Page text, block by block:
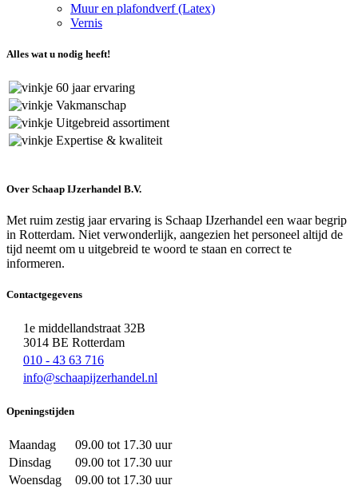
Muur en plafondverf (Latex)
Vernis
Alles wat u nodig heeft!
60 jaar ervaring
Vakmanschap
Uitgebreid assortiment
Expertise & kwaliteit
Over Schaap IJzerhandel B.V.
Met ruim zestig jaar ervaring is Schaap IJzerhandel een waar begrip
in Rotterdam. Niet verwonderlijk, aangezien het personeel altijd de
tijd neemt om u uitgebreid te woord te staan en correct te
informeren.
Contactgegevens
1e middellandstraat 32B
3014 BE Rotterdam
010 - 43 63 716
info@schaapijzerhandel.nl
Openingstijden
Maandag
09.00 tot 17.30 uur
Dinsdag
09.00 tot 17.30 uur
Woensdag
09.00 tot 17.30 uur